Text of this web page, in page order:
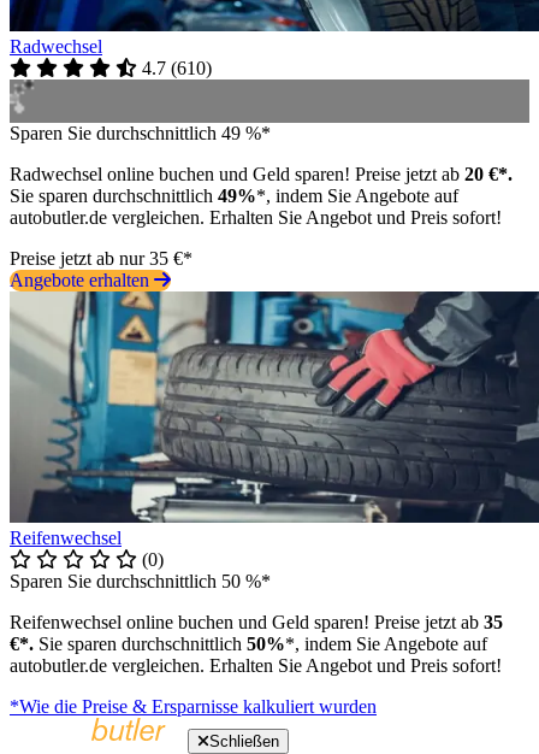
Radwechsel
4.7 (610)
Sparen Sie durchschnittlich 49 %*
Radwechsel online buchen und Geld sparen! Preise jetzt ab 20 €*.
Sie sparen durchschnittlich 49%*, indem Sie Angebote auf
autobutler.de vergleichen. Erhalten Sie Angebot und Preis sofort!
Preise jetzt ab nur 35 €*
Angebote erhalten
Reifenwechsel
(0)
Sparen Sie durchschnittlich 50 %*
Reifenwechsel online buchen und Geld sparen! Preise jetzt ab 35
€*. Sie sparen durchschnittlich 50%*, indem Sie Angebote auf
autobutler.de vergleichen. Erhalten Sie Angebot und Preis sofort!
*Wie die Preise & Ersparnisse kalkuliert wurden
Schließen